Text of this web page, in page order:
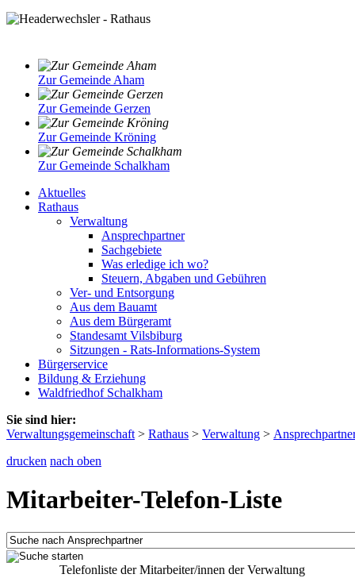
Zur Gemeinde Aham
Zur Gemeinde Gerzen
Zur Gemeinde Kröning
Zur Gemeinde Schalkham
Aktuelles
Rathaus
Verwaltung
Ansprechpartner
Sachgebiete
Was erledige ich wo?
Steuern, Abgaben und Gebühren
Ver- und Entsorgung
Aus dem Bauamt
Aus dem Bürgeramt
Standesamt Vilsbiburg
Sitzungen - Rats-Informations-System
Bürgerservice
Bildung & Erziehung
Waldfriedhof Schalkham
Sie sind hier:
Verwaltungsgemeinschaft > Rathaus > Verwaltung >
drucken nach oben
Mitarbeiter-Telefon-Liste
Telefonliste der Mitarbeiter/innen der Verwaltung